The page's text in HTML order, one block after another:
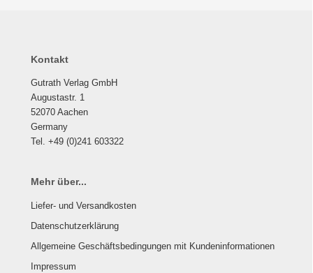
Kontakt
Gutrath Verlag GmbH
Augustastr. 1
52070 Aachen
Germany
Tel. +49 (0)241 603322
Mehr über...
Liefer- und Versandkosten
Datenschutzerklärung
Allgemeine Geschäftsbedingungen mit Kundeninformationen
Impressum